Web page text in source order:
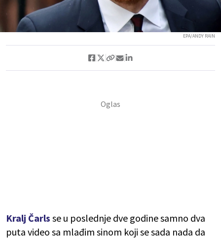
EPA/ANDY RAIN
Kralj Čarls se u poslednje dve godine samno dva
puta video sa mlađim sinom koji se sada nada da